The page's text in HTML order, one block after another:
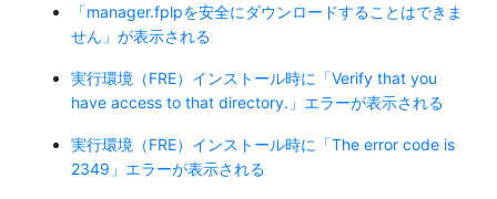
「manager.fplpを安全にダウンロードすることはできま
せん」が表示される
実行環境（FRE）インストール時に「Verify that you
have access to that directory.」エラーが表示される
実行環境（FRE）インストール時に「The error code is
2349」エラーが表示される